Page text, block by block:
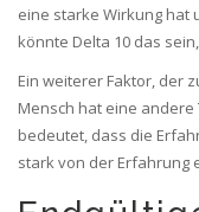
eine starke Wirkung hat
könnte Delta 10 das
Ein weiterer Faktor, der
Mensch hat eine
bedeutet, dass die
stark von der Erfahrung